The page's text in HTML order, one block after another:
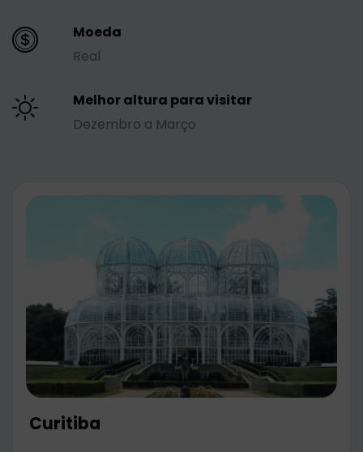
Moeda
Real
Melhor altura para visitar
Dezembro a Março
Curitiba